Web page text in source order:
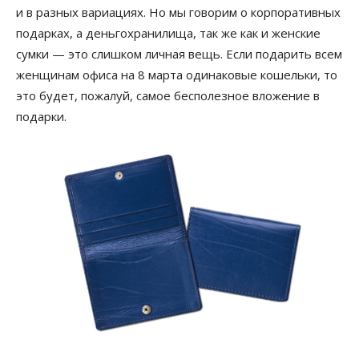
и в разных вариациях. Но мы говорим о корпоративных
подарках, а деньгохранилища, так же как и женские
сумки — это слишком личная вещь. Если подарить всем
женщинам офиса на 8 марта одинаковые кошельки, то
это будет, пожалуй, самое бесполезное вложение в
подарки.